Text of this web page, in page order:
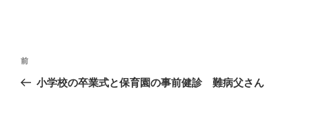
投
前
の
前
小学校の卒業式と保育園の事前健診 難病父さん